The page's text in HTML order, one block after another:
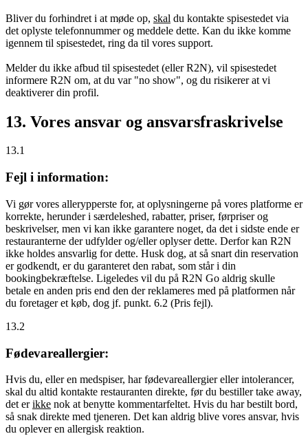
Bliver du forhindret i at møde op, skal du kontakte spisestedet via
det oplyste telefonnummer og meddele dette. Kan du ikke komme
igennem til spisestedet, ring da til vores support.
Melder du ikke afbud til spisestedet (eller R2N), vil spisestedet
informere R2N om, at du var "no show", og du risikerer at vi
deaktiverer din profil.
13. Vores ansvar og ansvarsfraskrivelse
13.1
Fejl i information:
Vi gør vores allerypperste for, at oplysningerne på vores platforme er
korrekte, herunder i særdeleshed, rabatter, priser, førpriser og
beskrivelser, men vi kan ikke garantere noget, da det i sidste ende er
restauranterne der udfylder og/eller oplyser dette. Derfor kan R2N
ikke holdes ansvarlig for dette. Husk dog, at så snart din reservation
er godkendt, er du garanteret den rabat, som står i din
bookingbekræftelse. Ligeledes vil du på R2N Go aldrig skulle
betale en anden pris end den der reklameres med på platformen når
du foretager et køb, dog jf. punkt. 6.2 (Pris fejl).
13.2
Fødevareallergier:
Hvis du, eller en medspiser, har fødevareallergier eller intolerancer,
skal du altid kontakte restauranten direkte, før du bestiller take away,
det erikke nok at benytte kommentarfeltet. Hvis du har bestilt bord,
så snak direkte med tjeneren. Det kan aldrig blive vores ansvar, hvis
du oplever en allergisk reaktion.